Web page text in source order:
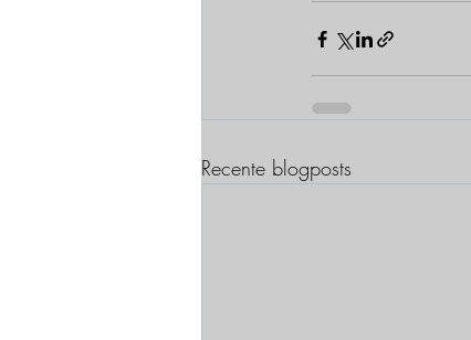
Recente blogposts